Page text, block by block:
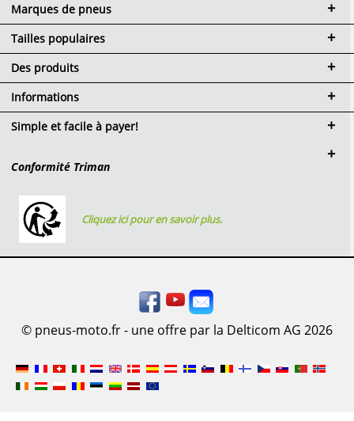
Marques de pneus
Tailles populaires
Des produits
Informations
Inscription partenaire de
Simple et facile à payer!
Conformité Triman
Cliquez ici pour en savoir plus.
© pneus-moto.fr - une offre par la Delticom AG 2026